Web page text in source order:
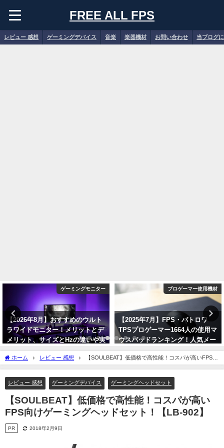
FREE ALL FPS
レビュー 感想 ゲーミングデバイス 音楽 楽器機材 お問い合わせ 当ブログ
ゲーミングモニター
【2026年8月】おすすめのウルト
ラワイドモニター！メリットとデ
メリット、サイズとHzの違いや実
際の使用感について！
プロゲーマー使用機材
【2025年7月】FPS・バトロワ
TPSプロゲーマー1664人の使用マ
ウスパッドランキング！人気メー
カーとモデルを紹介！
ホーム レビュー 感想
【SOULBEAT】低価格で高性能！コスパが高いFPS向
けゲーミングヘッドセット！【LB-902】
レビュー 感想 ゲーミングデバイス ゲーミングヘッドセット
【SOULBEAT】低価格で高性能！コスパが高い
FPS向けゲーミングヘッドセット！【LB-902】
PR 2018年2月9日